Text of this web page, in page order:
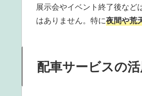
展示会やイベント終了後など
はありません。特に夜間や荒
配車サービスの